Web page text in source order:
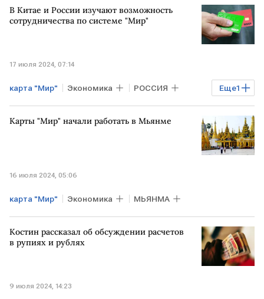
В Китае и России изучают возможность
сотрудничества по системе "Мир"
17 июля 2024, 07:14
Еще1
карта "Мир" Экономика РОССИЯ
КИТАЙ
Карты "Мир" начали работать в Мьянме
16 июля 2024, 05:06
карта "Мир" Экономика МЬЯНМА
Костин рассказал об обсуждении расчетов
в рупиях и рублях
9 июля 2024, 14:23